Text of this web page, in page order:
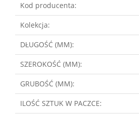
Kod producenta:
Kolekcja:
DŁUGOŚĆ (MM):
SZEROKOŚĆ (MM):
GRUBOŚĆ (MM):
ILOŚĆ SZTUK W PACZCE: